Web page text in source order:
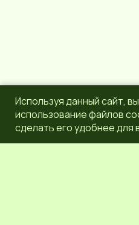
Используя данный сайт,
использование файлов
сделать его удобнее для